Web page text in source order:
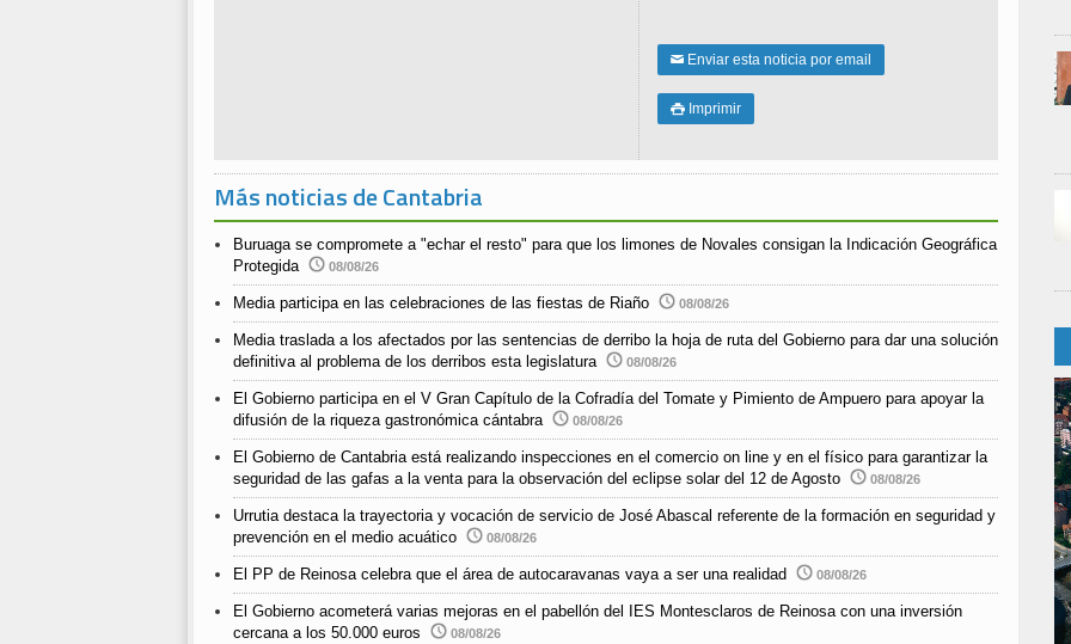
✉ Enviar esta noticia por email
 Imprimir
Más noticias de Cantabria
Buruaga se compromete a "echar el resto" para que los limones de Novales consigan la Indicación Geográfica
Protegida
08/08/26
Media participa en las celebraciones de las fiestas de Riaño 08/08/26
Media traslada a los afectados por las sentencias de derribo la hoja de ruta del Gobierno para dar una solución
definitiva al problema de los derribos esta legislatura
08/08/26
El Gobierno participa en el V Gran Capítulo de la Cofradía del Tomate y Pimiento de Ampuero para apoyar la
difusión de la riqueza gastronómica cántabra
08/08/26
El Gobierno de Cantabria está realizando inspecciones en el comercio on line y en el físico para garantizar la
seguridad de las gafas a la venta para la observación del eclipse solar del 12 de Agosto
08/08/26
Urrutia destaca la trayectoria y vocación de servicio de José Abascal referente de la formación en seguridad y
prevención en el medio acuático
08/08/26
El PP de Reinosa celebra que el área de autocaravanas vaya a ser una realidad 08/08/26
El Gobierno acometerá varias mejoras en el pabellón del IES Montesclaros de Reinosa con una inversión
cercana a los 50.000 euros
08/08/26